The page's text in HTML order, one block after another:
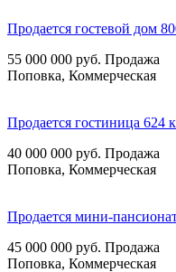
Продается гостевой дом
55 000 000 руб. Продажа
Поповка, Коммерческая
Продается гостиница 624
40 000 000 руб. Продажа
Поповка, Коммерческая
Продается мини-
45 000 000 руб. Продажа
Поповка, Коммерческая